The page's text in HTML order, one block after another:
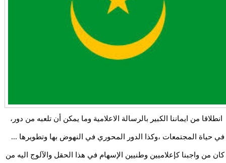
انطلاقا من ايماننا الكبير بالرسالة الاعلامية وما يمكن أن تلعبه من دور،
في حياة المجتمعات ،وكذا الدور المحوري في النهوض بها وتطويرها ...
كان من واجبنا كإعلاميين وطنيين الإسهام في هذا الحقل والآلوج اليه من